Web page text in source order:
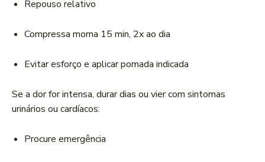
Repouso relativo
Compressa morna 15 min, 2x ao dia
Evitar esforço e aplicar pomada indicada
Se a dor for intensa, durar dias ou vier com sintomas
urinários ou cardíacos:
Procure emergência